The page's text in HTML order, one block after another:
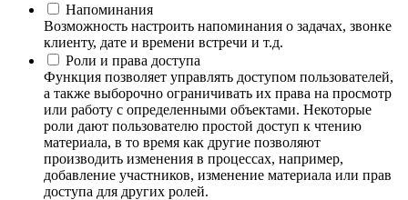
Напоминания
Возможность настроить напоминания о задачах, звонке
клиенту, дате и времени встречи и т.д.
Роли и права доступа
Функция позволяет управлять доступом пользователей,
а также выборочно ограничивать их права на просмотр
или работу с определенными объектами. Некоторые
роли дают пользователю простой доступ к чтению
материала, в то время как другие позволяют
производить изменения в процессах, например,
добавление участников, изменение материала или прав
доступа для других ролей.